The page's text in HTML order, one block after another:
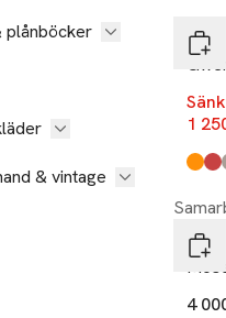
plånböcker
& vintage
1
Glow
Ash
Dark
Clay
4